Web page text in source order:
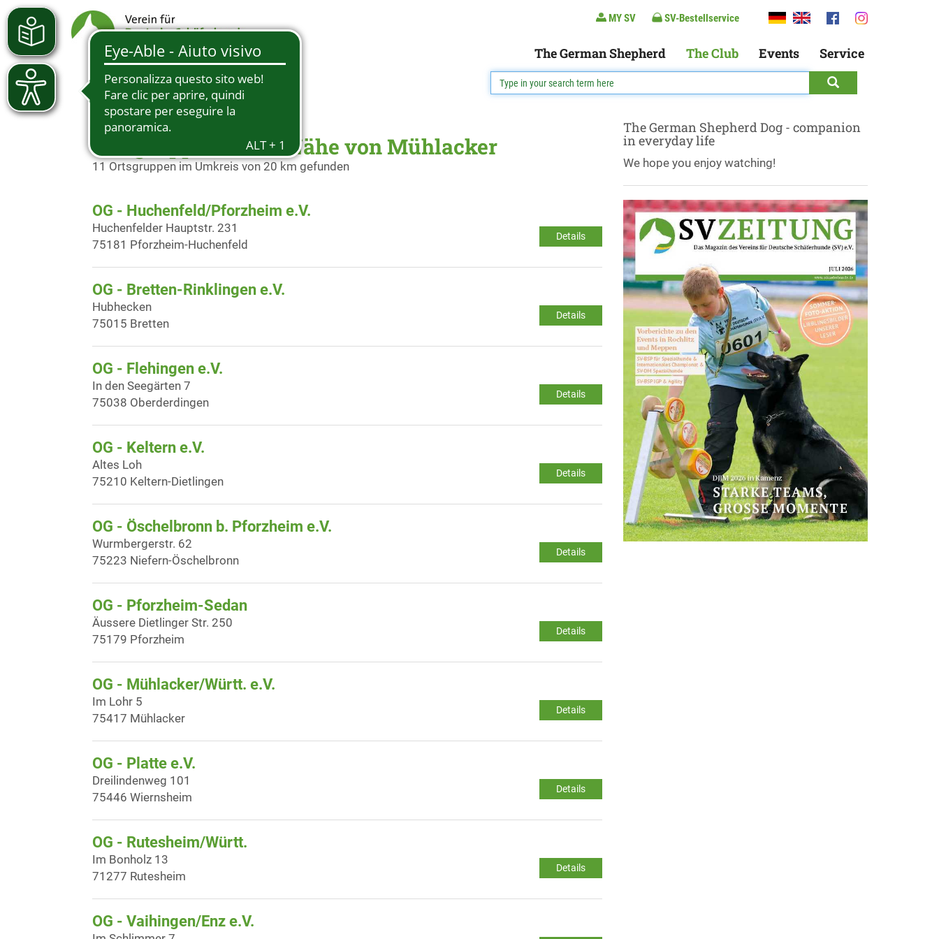
MY SV SV-Bestellservice
The German Shepherd The Club Events Service
Ortsgruppen in der Nähe von Mühlacker
11 Ortsgruppen im Umkreis von 20 km gefunden
OG - Huchenfeld/Pforzheim e.V.
Details
Huchenfelder Hauptstr. 231
75181 Pforzheim-Huchenfeld
OG - Bretten-Rinklingen e.V.
Details
Hubhecken
75015 Bretten
OG - Flehingen e.V.
Details
In den Seegärten 7
75038 Oberderdingen
OG - Keltern e.V.
Details
Altes Loh
75210 Keltern-Dietlingen
OG - Öschelbronn b. Pforzheim e.V.
Details
Wurmbergerstr. 62
75223 Niefern-Öschelbronn
OG - Pforzheim-Sedan
Details
Äussere Dietlinger Str. 250
75179 Pforzheim
OG - Mühlacker/Württ. e.V.
Details
Im Lohr 5
75417 Mühlacker
OG - Platte e.V.
Details
Dreilindenweg 101
75446 Wiernsheim
OG - Rutesheim/Württ.
Details
Im Bonholz 13
71277 Rutesheim
OG - Vaihingen/Enz e.V.
The German Shepherd Dog - companion
in everyday life
We hope you enjoy watching!